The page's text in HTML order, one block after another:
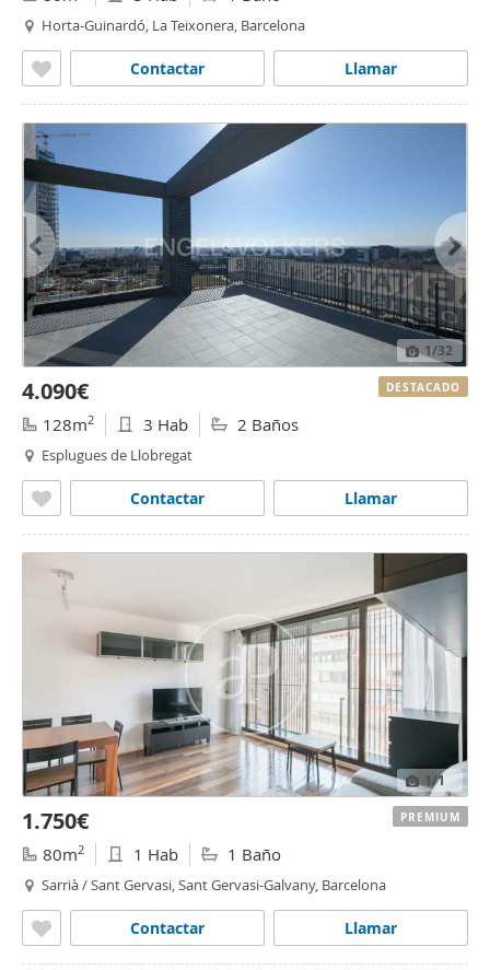
Horta-Guinardó, La Teixonera, Barcelona
Llamar
Contactar
1/32
4.090€
128m2 3 Hab 2 Baños
Esplugues de Llobregat
Llamar
Contactar
DESTACADO
1/1
1.750€
80m2 1 Hab 1 Baño
Sarrià / Sant Gervasi, Sant Gervasi-Galvany, Barcelona
Llamar
Contactar
PREMIUM